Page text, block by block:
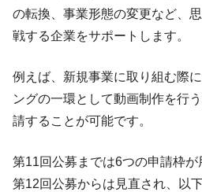
の転換、事業形態の変更など、
戦する企業をサポートします。
例えば、新規事業に取り組む際
ングの一環として動画制作を行
請することが可能です。
第11回公募までは6つの申請枠が
第12回公募からは見直され、以